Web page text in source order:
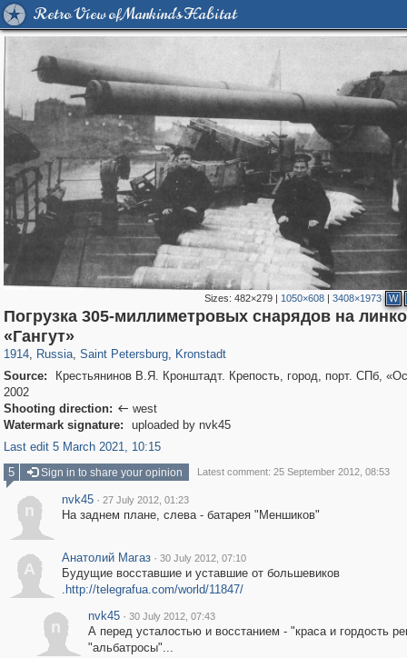
Retro View of Mankind's Habitat
Sizes: 482×279| 1050×608| 3408×1973 W
Погрузка 305-миллиметровых снарядов на
«Гангут»
1914, Russia
1,406,871
, Saint Petersburg
197,175
, Kronstadt
Source:
Крестьянинов В.Я. Кронштадт. Крепость, город, порт. СПб,
2002
Shooting direction:  west
Watermark signature:
uploaded by nvk45
Last edit 5 March 2021, 10:15
5
Sign in to share your opinion Latest comment: 25 September 2012, 08:53
n
nvk45 · 27 July 2012, 01:23
На заднем плане, слева - батарея "Меншиков"
А
Анатолий Магаз · 30 July 2012, 07:10
Будущие восставшие и уставшие от большевиков
. http://telegrafua.com/world/11847/
n
nvk45 · 30 July 2012, 07:43
А перед усталостью и восстанием - "краса и гордость
"альбатросы"...